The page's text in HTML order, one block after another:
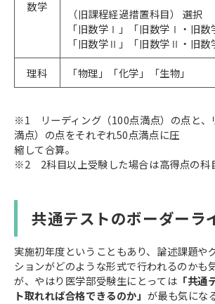
数学
（旧課程経過措置科目） 選択
「旧数学Ⅰ」「旧数学Ⅰ・旧数
「旧数学Ⅱ」「旧数学Ⅱ・旧数
理科
「物理」「化学」「生物」
※1 リーディング（100点満点）の点と、
満点）の点をそれぞれ50点満点に圧
縮して合算。
※2 2科目以上受験した場合は高得点の科
共通テストのボーダーラ
実施初年度ということもあり、論述課題や
ションがどのような形式で行われるのかも
が、やはり医学部受験生にとっては 「共
ト取れれば合格できるのか」 が最も気にな